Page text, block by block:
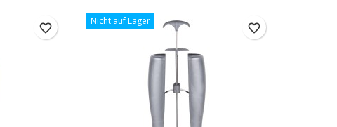
favorite_border
Nicht auf Lager
favorite_border